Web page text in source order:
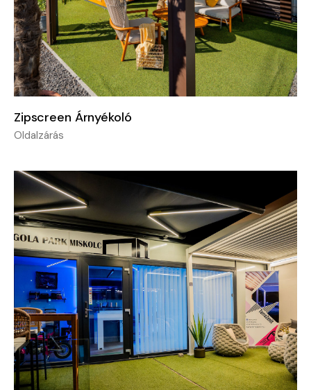
Zipscreen Árnyékoló
Oldalzárás